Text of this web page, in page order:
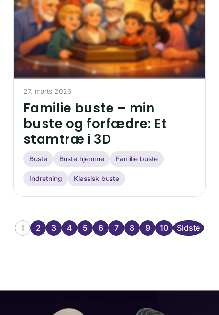
Familie buste – min
buste og forfædre: Et
stamtræ i 3D
Buste Buste hjemme Familie buste
Indretning Klassisk buste
27. marts 2026
1 2 3 4 5 6 7 8 9 10 Sidste